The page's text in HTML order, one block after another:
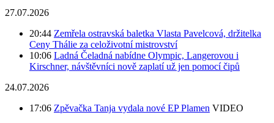
27.07.2026
20:44 Zemřela ostravská baletka Vlasta Pavelcová, držitelka
Ceny Thálie za celoživotní mistrovství
10:06 Ladná Čeladná nabídne Olympic, Langerovou i
Kirschner, návštěvníci nově zaplatí už jen pomocí čipů
24.07.2026
17:06 Zpěvačka Tanja vydala nové EP Plamen VIDEO